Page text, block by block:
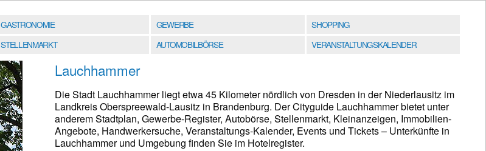
GASTRONOMIE GEWERBE
SHOPPING
STELLENMARKT AUTOMOBILBÖRSE VERANSTALTUNGSKALENDER
Lauchhammer
Die Stadt Lauchhammer liegt etwa 45 Kilometer nördlich von Dresden in der Niederlausitz im
Landkreis Oberspreewald-Lausitz in Brandenburg. Der Cityguide Lauchhammer bietet unter
anderem Stadtplan, Gewerbe-Register, Autobörse, Stellenmarkt, Kleinanzeigen, Immobilien-
Angebote, Handwerkersuche, Veranstaltungs-Kalender, Events und Tickets – Unterkünfte in
Lauchhammer und Umgebung finden Sie im Hotelregister.